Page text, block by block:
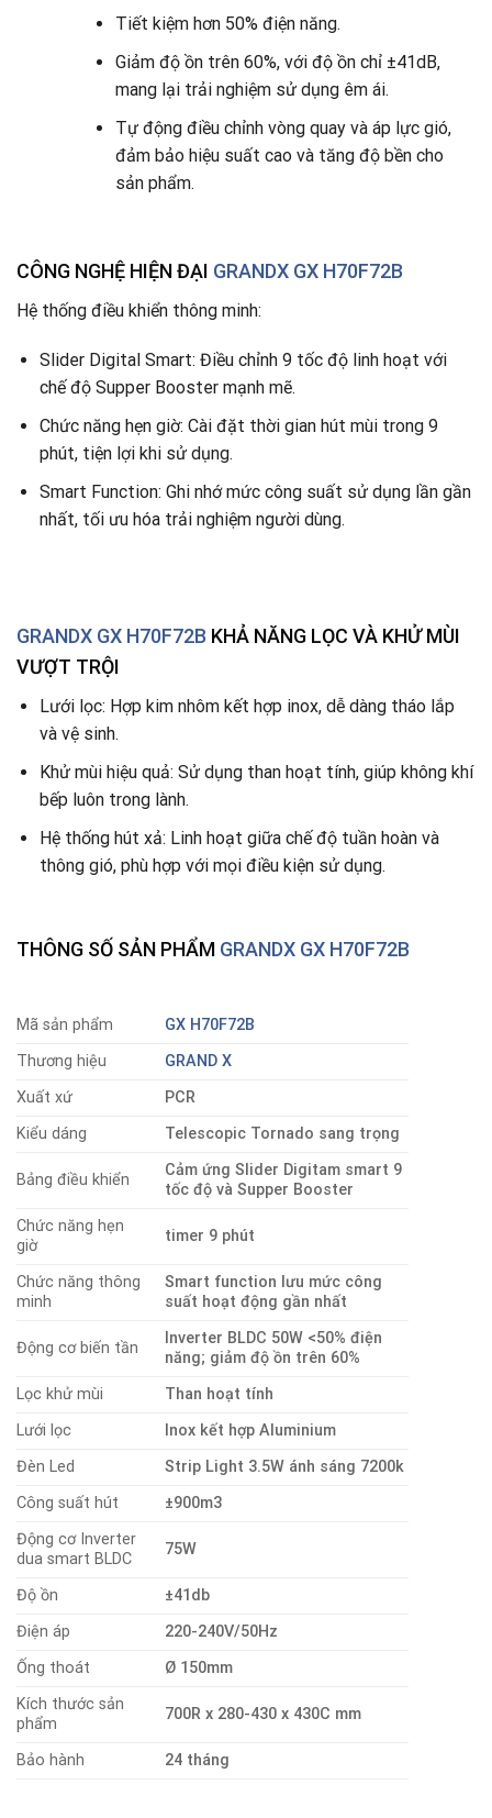
Tiết kiệm hơn 50% điện năng.
Giảm độ ồn trên 60%, với độ ồn chỉ ±41dB,
mang lại trải nghiệm sử dụng êm ái.
Tự động điều chỉnh vòng quay và áp lực gió,
đảm bảo hiệu suất cao và tăng độ bền cho
sản phẩm.
CÔNG NGHỆ HIỆN ĐẠI GRANDX GX H70F72B
Hệ thống điều khiển thông minh:
Slider Digital Smart: Điều chỉnh 9 tốc độ linh hoạt với
chế độ Supper Booster mạnh mẽ.
Chức năng hẹn giờ: Cài đặt thời gian hút mùi trong 9
phút, tiện lợi khi sử dụng.
Smart Function: Ghi nhớ mức công suất sử dụng lần gần
nhất, tối ưu hóa trải nghiệm người dùng.
GRANDX GX H70F72B KHẢ NĂNG LỌC VÀ KHỬ MÙI
VƯỢT TRỘI
Lưới lọc: Hợp kim nhôm kết hợp inox, dễ dàng tháo lắp
và vệ sinh.
Khử mùi hiệu quả: Sử dụng than hoạt tính, giúp không khí
bếp luôn trong lành.
Hệ thống hút xả: Linh hoạt giữa chế độ tuần hoàn và
thông gió, phù hợp với mọi điều kiện sử dụng.
THÔNG SỐ SẢN PHẨM GRANDX GX H70F72B
Mã sản phẩm
GX H70F72B
Thương hiệu
GRAND X
Xuất xứ
PCR
Kiểu dáng
Telescopic Tornado sang trọng
Bảng điều khiển
Cảm ứng Slider Digitam smart 9
tốc độ và Supper Booster
Chức năng hẹn
giờ
timer 9 phút
Chức năng thông
minh
Smart function lưu mức công
suất hoạt động gần nhất
Động cơ biến tần
Inverter BLDC 50W <50% điện
năng; giảm độ ồn trên 60%
Lọc khử mùi
Than hoạt tính
Lưới lọc
Inox kết hợp Aluminium
Đèn Led
Strip Light 3.5W ánh sáng 7200k
Công suất hút
±900m3
Động cơ Inverter
dua smart BLDC
75W
Độ ồn
±41db
Điện áp
220-240V/50Hz
Ống thoát
Ø 150mm
Kích thước sản
phẩm
700R x 280-430 x 430C mm
Bảo hành 24 tháng